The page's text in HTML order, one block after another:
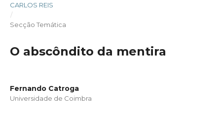
CARLOS REIS
/
Secção Temática
O abscôndito da mentira
Fernando Catroga
Universidade de Coimbra